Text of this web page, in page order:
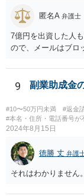
匿名A 弁護士
7億円を出資した人
ので、メールはブロ
9 副業助成金
#10〜50万円未満 #返金
#本名・住所・電話番号が
2024年8月15日
徳勝 丈 弁護
それはわかりません。